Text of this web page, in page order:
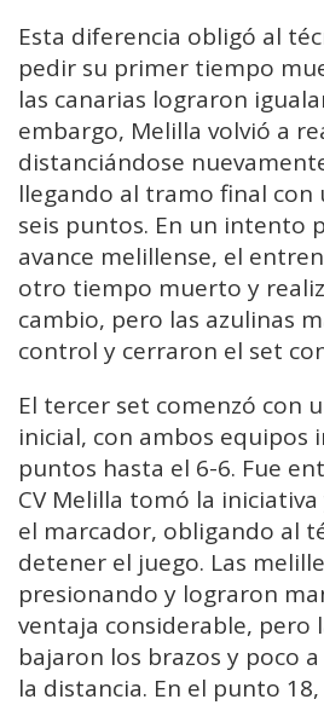
Esta diferencia obligó al
pedir su primer tiempo
las canarias lograron
embargo, Melilla volvió a
distanciándose
llegando al tramo final con
seis puntos. En un intento
avance melillense, el
otro tiempo muerto y
cambio, pero las azulinas
control y cerraron el set
El tercer set comenzó con
inicial, con ambos equipos
puntos hasta el 6-6. Fue
CV Melilla tomó la
el marcador, obligando al
detener el juego. Las
presionando y lograron
ventaja considerable, pero
bajaron los brazos y poco
la distancia. En el punto